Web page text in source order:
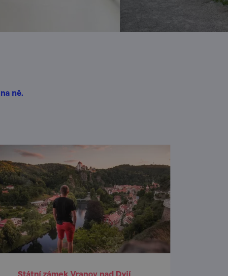
ně.
Státní zámek Vranov nad Dyjí